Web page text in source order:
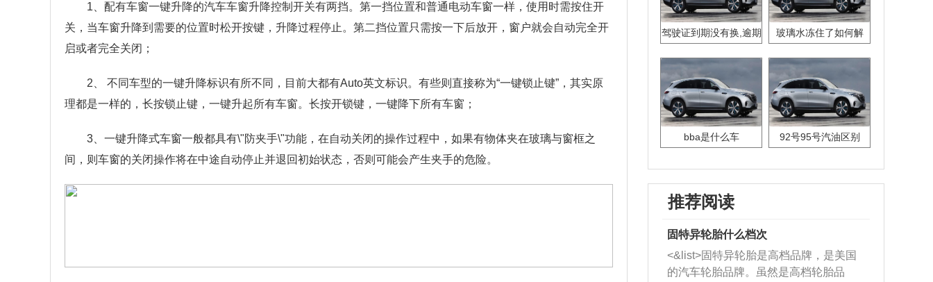
1、配有车窗一键升降的汽车车窗升降控制开关有两挡。第一挡位置和普通电动车窗一样，使用时需按住开
关，当车窗升降到需要的位置时松开按键，升降过程停止。第二挡位置只需按一下后放开，窗户就会自动完全开
启或者完全关闭；
2、 不同车型的一键升降标识有所不同，目前大都有Auto英文标识。有些则直接称为“一键锁止键”，其实原
理都是一样的，长按锁止键，一键升起所有车窗。长按开锁键，一键降下所有车窗；
3、一键升降式车窗一般都具有\"防夹手\"功能，在自动关闭的操作过程中，如果有物体夹在玻璃与窗框之
间，则车窗的关闭操作将在中途自动停止并退回初始状态，否则可能会产生夹手的危险。
驾驶证到期没有换,逾期
玻璃水冻住了如何解
bba是什么车 92号95号汽油区别
推荐阅读
固特异轮胎什么档次
<&list>固特异轮胎是高档品牌，是美国
的汽车轮胎品牌。虽然是高档轮胎品